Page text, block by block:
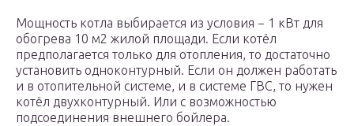
Мощность котла выбирается из условия − 1 кВт для
обогрева 10 м2 жилой площади. Если котёл
предполагается только для отопления, то достаточно
установить одноконтурный. Если он должен работать
и в отопительной системе, и в системе ГВС, то нужен
котёл двухконтурный. Или с возможностью
подсоединения внешнего бойлера.